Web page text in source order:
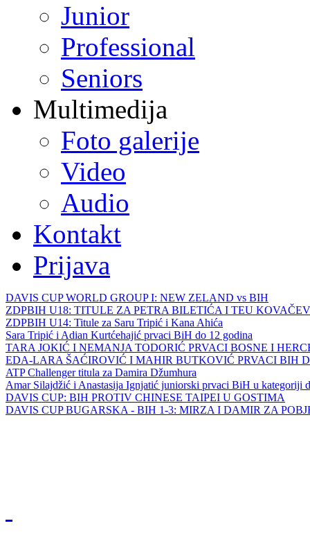
Junior
Professional
Seniors
Multimedija
Foto galerije
Video
Audio
Kontakt
Prijava
DAVIS CUP WORLD GROUP I: NEW ZELAND vs BIH
ZDPBIH U18: TITULE ZA PETRA BILETIĆA I TEU
ZDPBIH U14: Titule za Saru Tripić i Kana Ahića
Sara Tripić i Adian Kurtćehajić prvaci BiH do 12 godina
TARA JOKIĆ I NEMANJA TODORIĆ PRVACI BOSNE I
EDA-LARA ŠAĆIROVIĆ I MAHIR BUTKOVIĆ PRVACI BIH
ATP Challenger titula za Damira Džumhura
Amar Silajdžić i Anastasija Ignjatić juniorski prvaci BiH u kategoriji
DAVIS CUP: BIH PROTIV CHINESE TAIPEI U GOSTIMA
DAVIS CUP BUGARSKA - BIH 1-3: MIRZA I DAMIR ZA